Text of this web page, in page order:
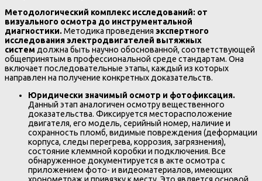
Методологический комплекс исследований: от
визуального осмотра до инструментальной
диагностики.Методика проведения экспертного
исследования электродвигателей вытяжных
систем должна быть научно обоснованной, соответствующей
общепринятым в профессиональной среде стандартам. Она
включает последовательные этапы, каждый из которых
направлен на получение конкретных доказательств.
Юридически значимый осмотр и фотофиксация.
Данный этап аналогичен осмотру вещественного
доказательства. Фиксируется месторасположение
двигателя, его модель, серийный номер, наличие и
сохранность пломб, видимые повреждения (деформации
корпуса, следы перегрева, коррозия, загрязнения),
состояние клеммной коробки и подключения. Все
обнаруженное документируется в акте осмотра с
приложением фото- и видеоматериалов, имеющих